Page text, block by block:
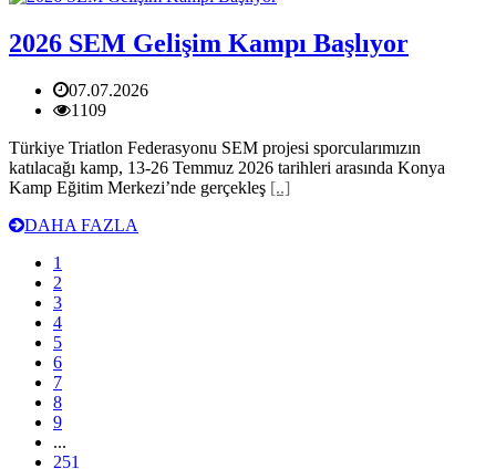
2026 SEM Gelişim Kampı Başlıyor
07.07.2026
1109
Türkiye Triatlon Federasyonu SEM projesi sporcularımızın
katılacağı kamp, 13-26 Temmuz 2026 tarihleri arasında Konya
Kamp Eğitim Merkezi’nde gerçekleş [..]
DAHA FAZLA
1
2
3
4
5
6
7
8
9
...
251